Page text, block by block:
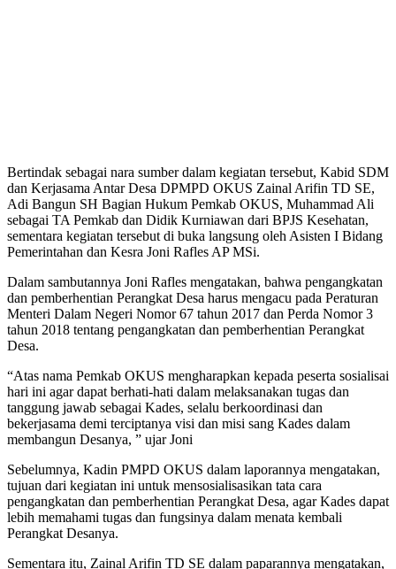
Bertindak sebagai nara sumber dalam kegiatan tersebut, Kabid SDM
dan Kerjasama Antar Desa DPMPD OKUS Zainal Arifin TD SE,
Adi Bangun SH Bagian Hukum Pemkab OKUS, Muhammad Ali
sebagai TA Pemkab dan Didik Kurniawan dari BPJS Kesehatan,
sementara kegiatan tersebut di buka langsung oleh Asisten I Bidang
Pemerintahan dan Kesra Joni Rafles AP MSi.
Dalam sambutannya Joni Rafles mengatakan, bahwa pengangkatan
dan pemberhentian Perangkat Desa harus mengacu pada Peraturan
Menteri Dalam Negeri Nomor 67 tahun 2017 dan Perda Nomor 3
tahun 2018 tentang pengangkatan dan pemberhentian Perangkat
Desa.
“Atas nama Pemkab OKUS mengharapkan kepada peserta sosialisai
hari ini agar dapat berhati-hati dalam melaksanakan tugas dan
tanggung jawab sebagai Kades, selalu berkoordinasi dan
bekerjasama demi terciptanya visi dan misi sang Kades dalam
membangun Desanya, ” ujar Joni
Sebelumnya, Kadin PMPD OKUS dalam laporannya mengatakan,
tujuan dari kegiatan ini untuk mensosialisasikan tata cara
pengangkatan dan pemberhentian Perangkat Desa, agar Kades dapat
lebih memahami tugas dan fungsinya dalam menata kembali
Perangkat Desanya.
Sementara itu, Zainal Arifin TD SE dalam paparannya mengatakan,